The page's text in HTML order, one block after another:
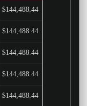
$144,488.44
$144,488.44
$144,488.44
$144,488.44
$144,488.44